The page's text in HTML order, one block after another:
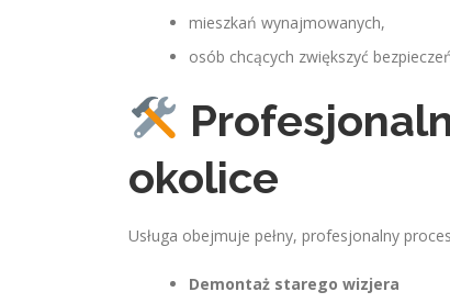
mieszkań wynajmowanych,
osób chcących zwiększyć
okolice
Usługa obejmuje pełny, profesjonalny
Demontaż starego wizjera